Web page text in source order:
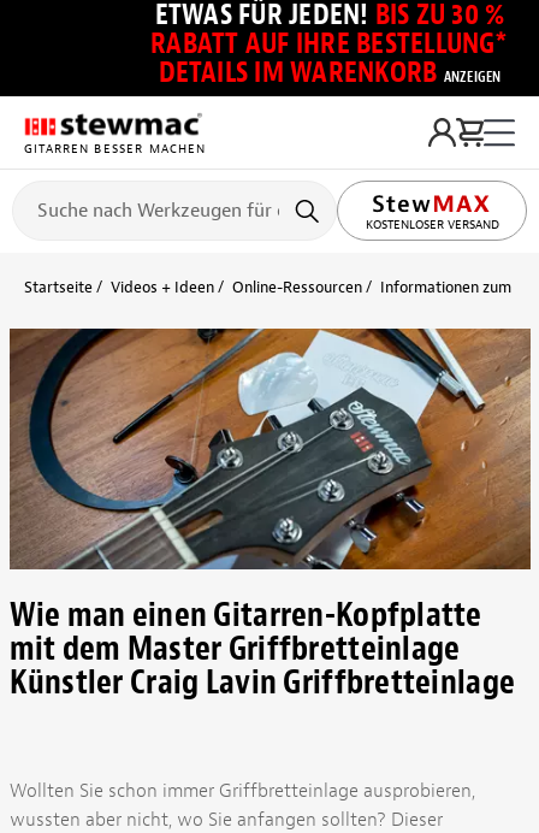
ETWAS FÜR JEDEN! BIS ZU 30 %
RABATT AUF IHRE BESTELLUNG*
DETAILS IM WARENKORB ANZEIGEN
GITARREN BESSER MACHEN
KOSTENLOSER VERSAND
Startseite Videos + Ideen Online-Ressourcen Informationen zum
Wie man einen Gitarren-Kopfplatte
mit dem Master Griffbretteinlage
Künstler Craig Lavin Griffbretteinlage
Wollten Sie schon immer Griffbretteinlage ausprobieren,
wussten aber nicht, wo Sie anfangen sollten? Dieser